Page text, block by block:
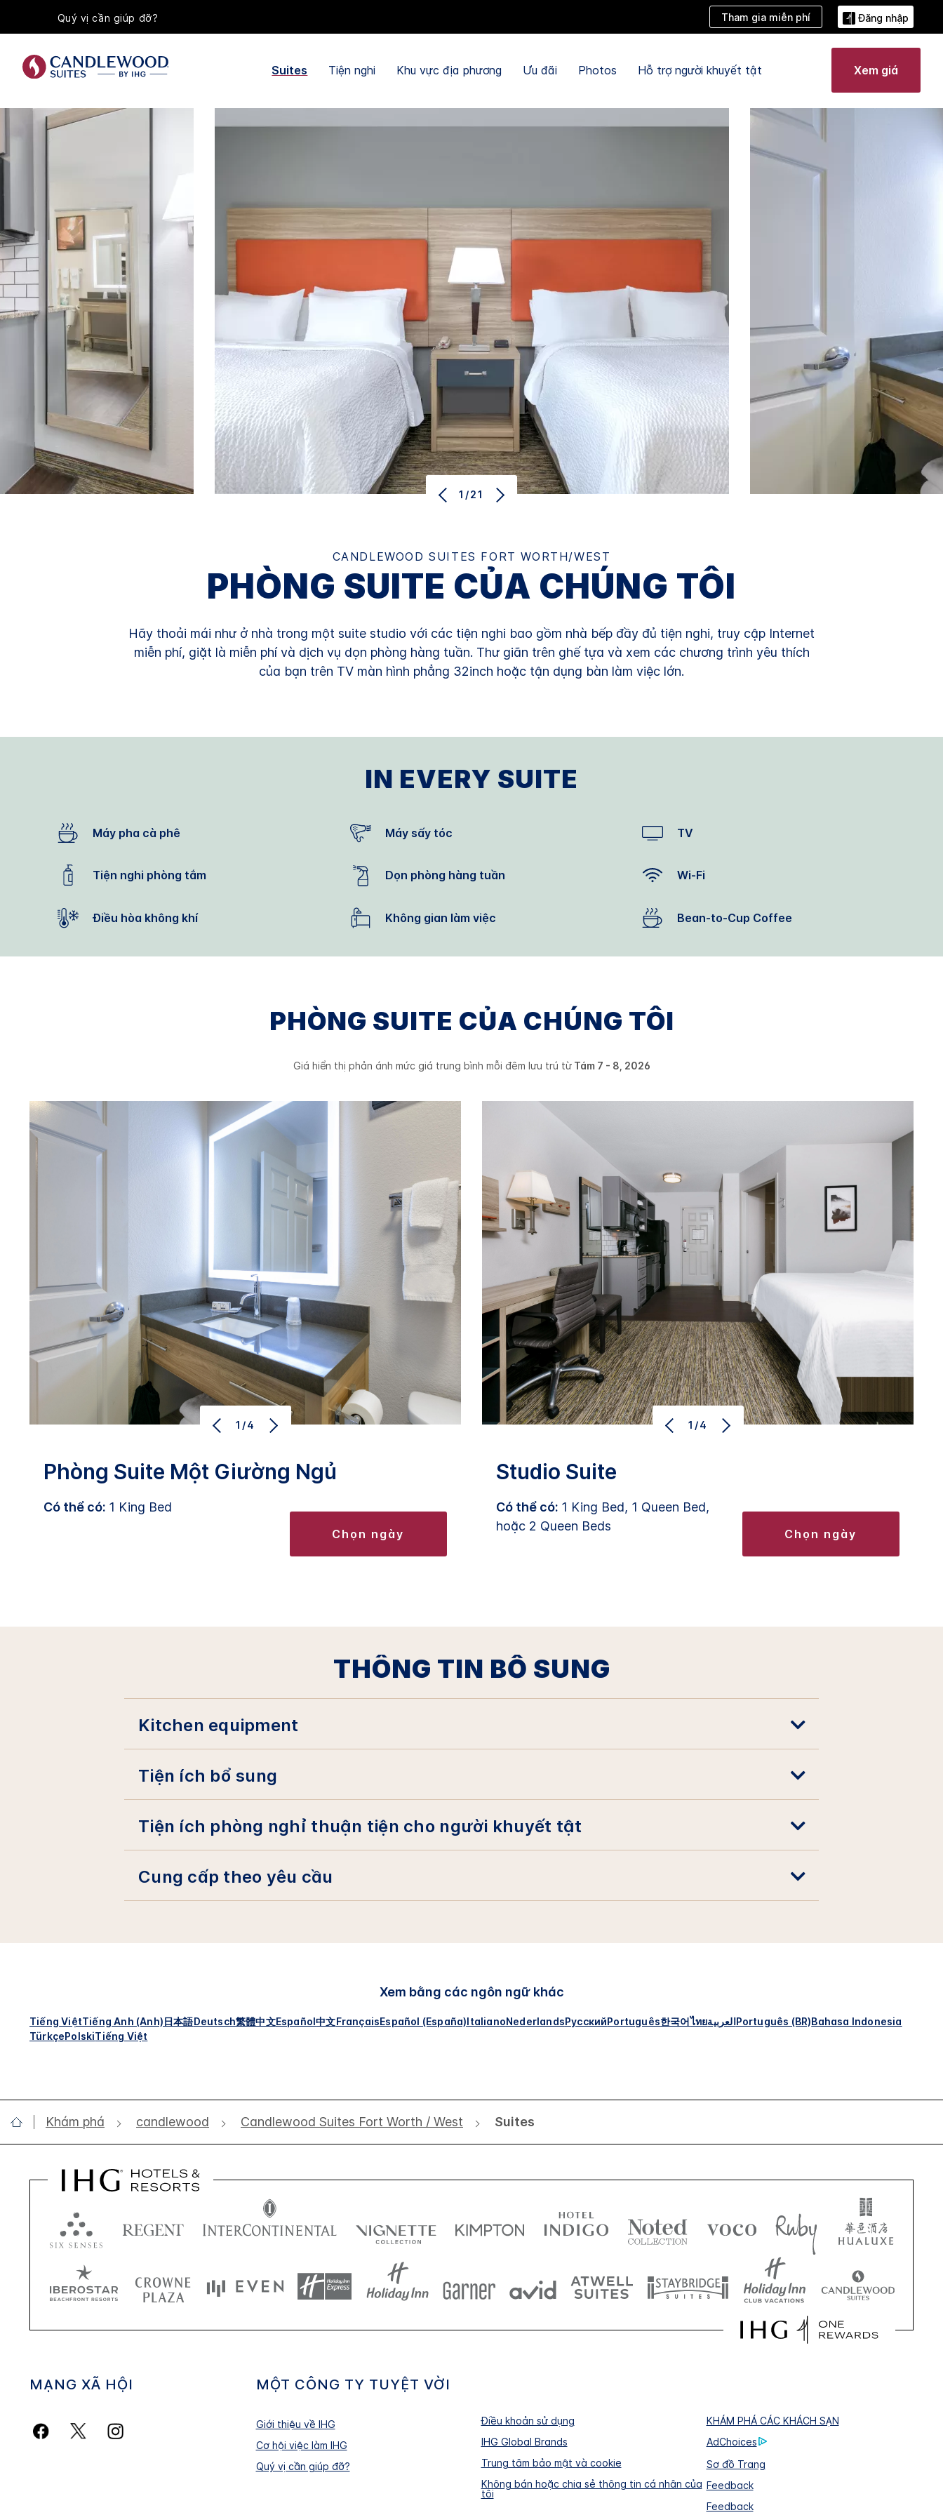
Quý vị cần giúp đỡ? Tham gia miễn phí Đăng nhập
Suites Tiện nghi Khu vực địa phương Ưu đãi Photos Hỗ trợ người khuyết tật Xem giá
1/21
CANDLEWOOD SUITES FORT WORTH/WEST
PHÒNG SUITE CỦA CHÚNG TÔI
Hãy thoải mái như ở nhà trong một suite studio với các tiện nghi bao gồm nhà bếp đầy đủ tiện nghi, truy cập Internet
miễn phí, giặt là miễn phí và dịch vụ dọn phòng hàng tuần. Thư giãn trên ghế tựa và xem các chương trình yêu thích
của bạn trên TV màn hình phẳng 32inch hoặc tận dụng bàn làm việc lớn.
IN EVERY SUITE
Máy pha cà phê Máy sấy tóc TV
Tiện nghi phòng tắm Dọn phòng hàng tuần Wi-Fi
Điều hòa không khí Không gian làm việc Bean-to-Cup Coffee
PHÒNG SUITE CỦA CHÚNG TÔI
Giá hiển thị phản ánh mức giá trung bình mỗi đêm lưu trú từTám 7 - 8, 2026
1/4
Phòng Suite Một Giường Ngủ
Có thể có: 1 King Bed
chọn ngày
1/4
Studio Suite
Có thể có: 1 King Bed, 1 Queen Bed,
hoặc 2 Queen Beds
chọn ngày
THÔNG TIN BỔ SUNG
Kitchen equipment
Tiện ích bổ sung
Tiện ích phòng nghỉ thuận tiện cho người khuyết tật
Cung cấp theo yêu cầu
Xem bằng các ngôn ngữ khác
Tiếng ViệtTiếng Anh (Anh)日本語Deutsch繁體中文Español中文FrançaisEspañol (España)ItalianoNederlandsРусскийPortuguês한국어ไทยالعربيةPortuguês (BR)Bahasa Indonesia
TürkçePolskiTiếng Việt
Khám phá candlewood Candlewood Suites Fort Worth / West Suites
MẠNG XÃ HỘI MỘT CÔNG TY TUYỆT VỜI
Giới thiệu về IHG
Cơ hội việc làm IHG
Quý vị cần giúp đỡ?
Điều khoản sử dụng
IHG Global Brands
Trung tâm bảo mật và cookie
Không bán hoặc chia sẻ thông tin cá nhân của
tôi
KHÁM PHÁ CÁC KHÁCH SẠN
AdChoices
Sơ đồ Trang
Feedback
Feedback